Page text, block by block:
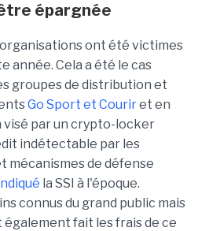
épargnée
ont été victimes
année. Cela a été le cas
groupes de distribution et
Go Sport et Couriret en
par un crypto-locker
indétectable par les
mécanismes de défense
la SSI à l'époque.
connus du grand public mais
fait les frais de ce